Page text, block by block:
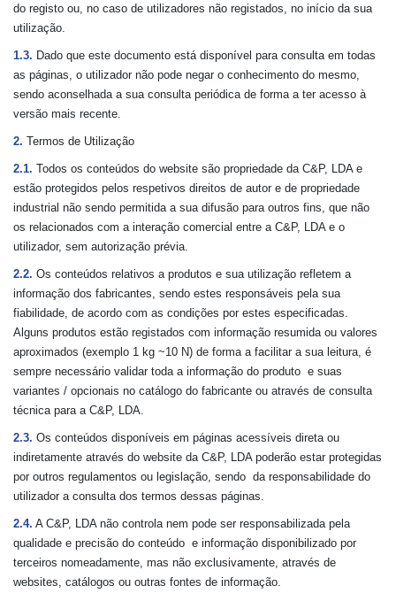
do registo ou, no caso de utilizadores não registados, no início da sua
utilização.
1.3. Dado que este documento está disponível para consulta em todas
as páginas, o utilizador não pode negar o conhecimento do mesmo,
sendo aconselhada a sua consulta periódica de forma a ter acesso à
versão mais recente.
2. Termos de Utilização
2.1. Todos os conteúdos do website são propriedade da C&P, LDA e
estão protegidos pelos respetivos direitos de autor e de propriedade
industrial não sendo permitida a sua difusão para outros fins, que não
os relacionados com a interação comercial entre a C&P, LDA e o
utilizador, sem autorização prévia.
2.2. Os conteúdos relativos a produtos e sua utilização refletem a
informação dos fabricantes, sendo estes responsáveis pela sua
fiabilidade, de acordo com as condições por estes especificadas.
Alguns produtos estão registados com informação resumida ou valores
aproximados (exemplo 1 kg ~10 N) de forma a facilitar a sua leitura, é
sempre necessário validar toda a informação do produto e suas
variantes / opcionais no catálogo do fabricante ou através de consulta
técnica para a C&P, LDA.
2.3. Os conteúdos disponíveis em páginas acessíveis direta ou
indiretamente através do website da C&P, LDA poderão estar protegidas
por outros regulamentos ou legislação, sendo da responsabilidade do
utilizador a consulta dos termos dessas páginas.
2.4. A C&P, LDA não controla nem pode ser responsabilizada pela
qualidade e precisão do conteúdo e informação disponibilizado por
terceiros nomeadamente, mas não exclusivamente, através de
websites, catálogos ou outras fontes de informação.